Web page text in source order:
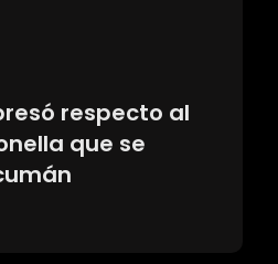
respecto al
que se